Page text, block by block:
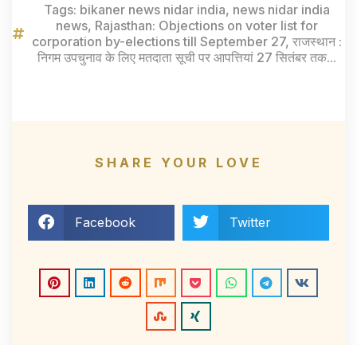
Tags: bikaner news nidar india, news nidar india
news, Rajasthan: Objections on voter list for
corporation by-elections till September 27, राजस्थान :
निगम उपचुनाव के लिए मतदाता सूची पर आपत्तियां 27 सितंबर तक...
SHARE YOUR LOVE
Facebook Twitter